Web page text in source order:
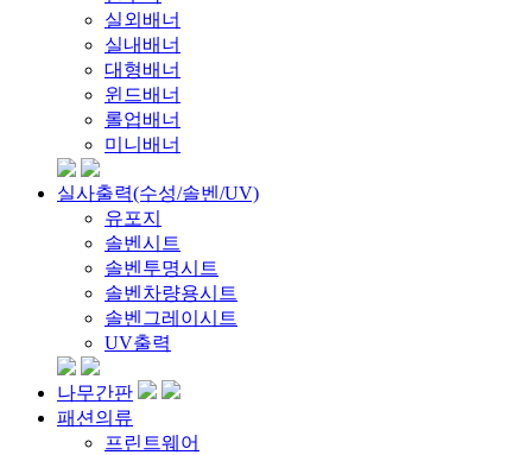
실외배너
실내배너
대형배너
윈드배너
롤업배너
미니배너
실사출력(수성/솔벤/UV)
유포지
솔벤시트
솔벤투명시트
솔벤차량용시트
솔벤그레이시트
UV출력
나무간판
패션의류
프린트웨어